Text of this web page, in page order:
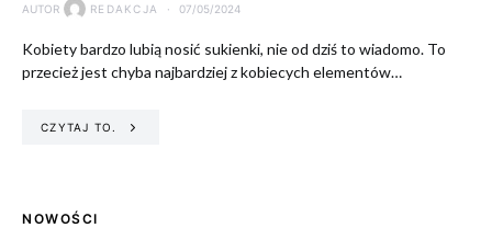
AUTOR REDAKCJA 07/05/2024
Kobiety bardzo lubią nosić sukienki, nie od dziś to wiadomo. To
przecież jest chyba najbardziej z kobiecych elementów…
CZYTAJ TO.
NOWOŚCI